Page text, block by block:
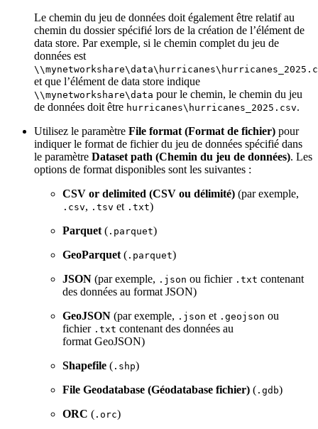
Le chemin du jeu de données doit également être relatif au
chemin du dossier spécifié lors de la création de l’élément de
data store. Par exemple, si le chemin complet du jeu de
données est
et que l’élément de data store indique
\\mynetworkshare\data pour le chemin, le chemin du jeu
de données doit être hurricanes\hurricanes_2025.csv.
Utilisez le paramètre File format (Format de fichier) pour
indiquer le format de fichier du jeu de données spécifié dans
le paramètre Dataset path (Chemin du jeu de données). Les
options de format disponibles sont les suivantes :
CSV or delimited (CSV ou délimité) (par exemple,
.csv, .tsv et .txt)
Parquet ( .parquet)
GeoParquet ( .parquet)
JSON (par exemple, .json ou fichier .txt contenant
des données au format JSON)
GeoJSON (par exemple, .json et .geojson ou
fichier .txt contenant des données au
format GeoJSON)
Shapefile ( .shp)
File Geodatabase (Géodatabase fichier) ( .gdb)
ORC ( .orc)